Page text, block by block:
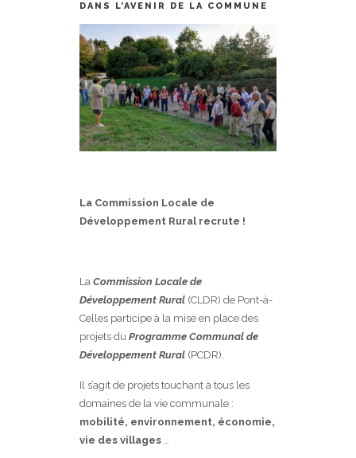
DANS L’AVENIR DE LA COMMUNE
La Commission Locale de
Développement Rural recrute !
La Commission Locale de
Développement Rural (CLDR) de Pont-à-
Celles participe à la mise en place des
projets du Programme Communal de
Développement Rural (PCDR).
Il s’agit de projets touchant à tous les
domaines de la vie communale :
mobilité, environnement, économie,
vie des villages …